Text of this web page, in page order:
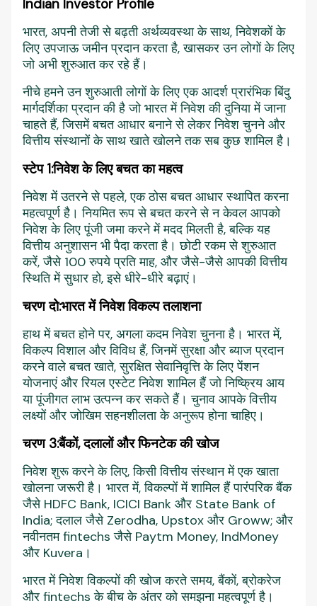
Indian Investor Profile
भारत, अपनी तेजी से बढ़ती अर्थव्यवस्था के साथ, निवेशकों के
लिए उपजाऊ जमीन प्रदान करता है, खासकर उन लोगों के लिए
जो अभी शुरुआत कर रहे हैं।
नीचे हमने उन शुरुआती लोगों के लिए एक आदर्श प्रारंभिक बिंदु
मार्गदर्शिका प्रदान की है जो भारत में निवेश की दुनिया में जाना
चाहते हैं, जिसमें बचत आधार बनाने से लेकर निवेश चुनने और
वित्तीय संस्थानों के साथ खाते खोलने तक सब कुछ शामिल है।
स्टेप 1:निवेश के लिए बचत का महत्व
निवेश में उतरने से पहले, एक ठोस बचत आधार स्थापित करना
महत्वपूर्ण है। नियमित रूप से बचत करने से न केवल आपको
निवेश के लिए पूंजी जमा करने में मदद मिलती है, बल्कि यह
वित्तीय अनुशासन भी पैदा करता है। छोटी रकम से शुरुआत
करें, जैसे 100 रुपये प्रति माह, और जैसे-जैसे आपकी वित्तीय
स्थिति में सुधार हो, इसे धीरे-धीरे बढ़ाएं।
चरण दो:भारत में निवेश विकल्प तलाशना
हाथ में बचत होने पर, अगला कदम निवेश चुनना है। भारत में,
विकल्प विशाल और विविध हैं, जिनमें सुरक्षा और ब्याज प्रदान
करने वाले बचत खाते, सुरक्षित सेवानिवृत्ति के लिए पेंशन
योजनाएं और रियल एस्टेट निवेश शामिल हैं जो निष्क्रिय आय
या पूंजीगत लाभ उत्पन्न कर सकते हैं। चुनाव आपके वित्तीय
लक्ष्यों और जोखिम सहनशीलता के अनुरूप होना चाहिए।
चरण 3:बैंकों, दलालों और फिनटेक की खोज
निवेश शुरू करने के लिए, किसी वित्तीय संस्थान में एक खाता
खोलना जरूरी है। भारत में, विकल्पों में शामिल हैं पारंपरिक बैंक
जैसे HDFC Bank, ICICI Bank और State Bank of
India; दलाल जैसे Zerodha, Upstox और Groww; और
नवीनतम fintechs जैसे Paytm Money, IndMoney
और Kuvera।
भारत में निवेश विकल्पों की खोज करते समय, बैंकों, ब्रोकरेज
और fintechs के बीच के अंतर को समझना महत्वपूर्ण है।